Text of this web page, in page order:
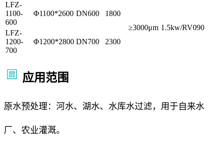
LFZ-
1100-
600
Φ1100*2600 DN600
1800
≥3000μm 1.5kw/RV090
LFZ-
1200-
700
Φ1200*2800 DN700 2300
应用范围
原水预处理：河水、湖水、水库水过滤，用于自来水
厂、农业灌溉。